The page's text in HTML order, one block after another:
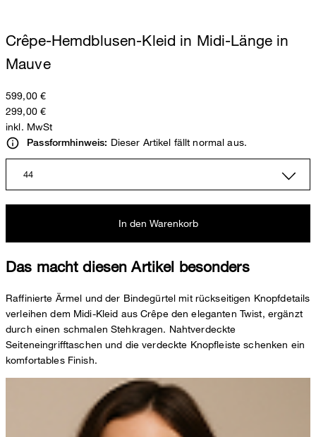
Crêpe-Hemdblusen-Kleid in Midi-Länge in
Mauve
599,00 €
299,00 €
inkl. MwSt
Passformhinweis: Dieser Artikel fällt normal aus.
44
In den Warenkorb
Das macht diesen Artikel besonders
Raffinierte Ärmel und der Bindegürtel mit rückseitigen Knopfdetails
verleihen dem Midi-Kleid aus Crêpe den eleganten Twist, ergänzt
durch einen schmalen Stehkragen. Nahtverdeckte
Seiteneingrifftaschen und die verdeckte Knopfleiste schenken ein
komfortables Finish.